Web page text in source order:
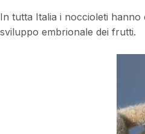
In tutta Italia i noccioleti
sviluppo embrionale dei frutti.